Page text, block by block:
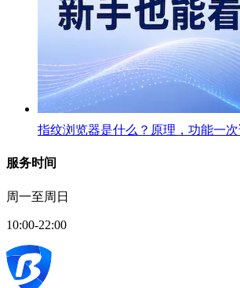
指纹浏览器是什么？原理，功能一
服务时间
周一至周日
10:00-22:00